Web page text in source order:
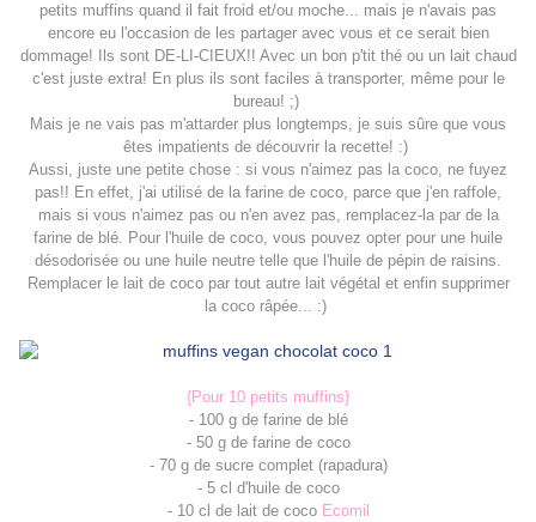
petits muffins quand il fait froid et/ou moche... mais je n'avais pas
encore eu l'occasion de les partager avec vous et ce serait bien
dommage! Ils sont DE-LI-CIEUX!! Avec un bon p'tit thé ou un lait chaud
c'est juste extra! En plus ils sont faciles à transporter, même pour le
bureau! ;)
Mais je ne vais pas m'attarder plus longtemps, je suis sûre que vous
êtes impatients de découvrir la recette! :)
Aussi, juste une petite chose : si vous n'aimez pas la coco, ne fuyez
pas!! En effet, j'ai utilisé de la farine de coco, parce que j'en raffole,
mais si vous n'aimez pas ou n'en avez pas, remplacez-la par de la
farine de blé. Pour l'huile de coco, vous pouvez opter pour une huile
désodorisée ou une huile neutre telle que l'huile de pépin de raisins.
Remplacer le lait de coco par tout autre lait végétal et enfin supprimer
la coco râpée... :)
{Pour 10 petits muffins}
- 100 g de farine de blé
- 50 g de farine de coco
- 70 g de sucre complet (rapadura)
- 5 cl d'huile de coco
- 10 cl de lait de cocoEcomil